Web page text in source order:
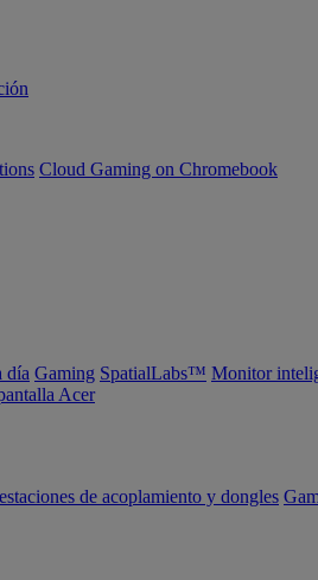
Cloud Gaming on Chromebook
día Gaming SpatialLabs™ Monitor
Acer
de acoplamiento y dongles